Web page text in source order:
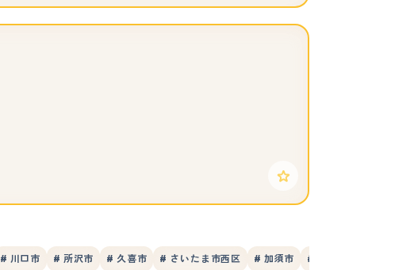
# 川口市 # 所沢市 # 久喜市 # さいたま市西区 # 加須市 # 羽生市